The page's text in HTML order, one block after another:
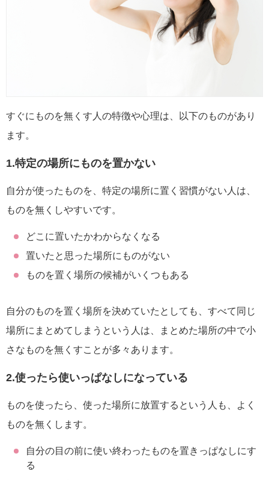
すぐにものを無くす人の特徴や心理は、以下のものがあり
ます。
1.特定の場所にものを置かない
自分が使ったものを、特定の場所に置く習慣がない人は、
ものを無くしやすいです。
どこに置いたかわからなくなる
置いたと思った場所にものがない
ものを置く場所の候補がいくつもある
自分のものを置く場所を決めていたとしても、すべて同じ
場所にまとめてしまうという人は、まとめた場所の中で小
さなものを無くすことが多々あります。
2.使ったら使いっぱなしになっている
ものを使ったら、使った場所に放置するという人も、よく
ものを無くします。
自分の目の前に使い終わったものを置きっぱなしにす
る